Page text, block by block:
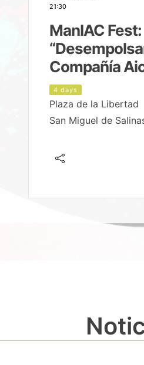
21:30
ManIAC Fest:
Compañía
4 days
Plaza de la Libertad
San Miguel de